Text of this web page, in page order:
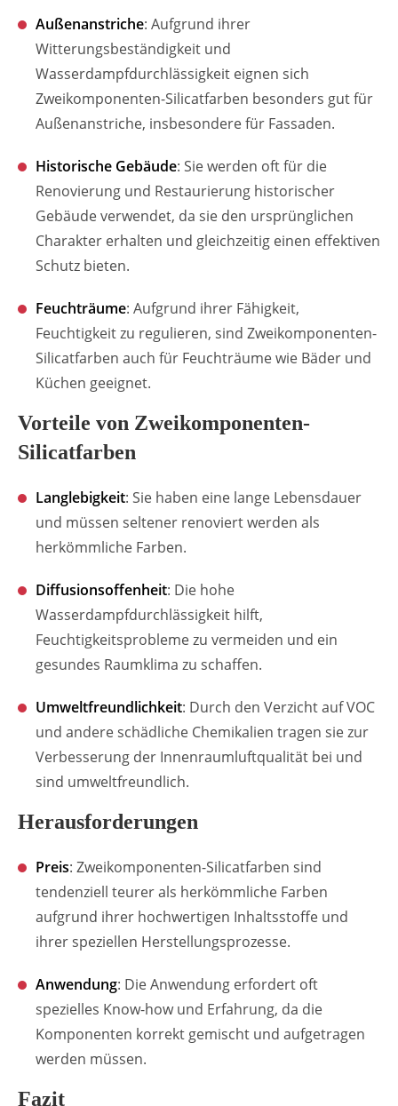
Außenanstriche: Aufgrund ihrer
Witterungsbeständigkeit und
Wasserdampfdurchlässigkeit eignen sich
Zweikomponenten-Silicatfarben besonders gut für
Außenanstriche, insbesondere für Fassaden.
Historische Gebäude: Sie werden oft für die
Renovierung und Restaurierung historischer
Gebäude verwendet, da sie den ursprünglichen
Charakter erhalten und gleichzeitig einen effektiven
Schutz bieten.
Feuchträume: Aufgrund ihrer Fähigkeit,
Feuchtigkeit zu regulieren, sind Zweikomponenten-
Silicatfarben auch für Feuchträume wie Bäder und
Küchen geeignet.
Vorteile von Zweikomponenten-
Silicatfarben
Langlebigkeit: Sie haben eine lange Lebensdauer
und müssen seltener renoviert werden als
herkömmliche Farben.
Diffusionsoffenheit: Die hohe
Wasserdampfdurchlässigkeit hilft,
Feuchtigkeitsprobleme zu vermeiden und ein
gesundes Raumklima zu schaffen.
Umweltfreundlichkeit: Durch den Verzicht auf VOC
und andere schädliche Chemikalien tragen sie zur
Verbesserung der Innenraumluftqualität bei und
sind umweltfreundlich.
Herausforderungen
Preis: Zweikomponenten-Silicatfarben sind
tendenziell teurer als herkömmliche Farben
aufgrund ihrer hochwertigen Inhaltsstoffe und
ihrer speziellen Herstellungsprozesse.
Anwendung: Die Anwendung erfordert oft
spezielles Know-how und Erfahrung, da die
Komponenten korrekt gemischt und aufgetragen
werden müssen.
Fazit